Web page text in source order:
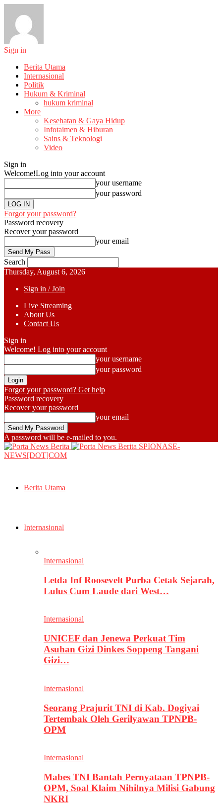
Sign in
Berita Utama
Internasional
Politik
Hukum & Kriminal
hukum kriminal
More
Kesehatan & Gaya Hidup
Infotaimen & Hiburan
Sains & Teknologi
Video
Sign in
Welcome!Log into your account
your username
your password
Forgot your password?
Password recovery
Recover your password
your email
Search
Thursday, August 6, 2026
Sign in / Join
Live Streaming
About Us
Contact Us
Sign in
Welcome! Log into your account
your username
your password
Forgot your password? Get help
Password recovery
Recover your password
your email
A password will be e-mailed to you.
SPIONASE-
NEWS[DOT]COM
Berita Utama
Internasional
Internasional
Letda Inf Roosevelt Purba Cetak Sejarah,
Lulus Cum Laude dari West…
Internasional
UNICEF dan Jenewa Perkuat Tim
Asuhan Gizi Dinkes Soppeng Tangani
Gizi…
Internasional
Seorang Prajurit TNI di Kab. Dogiyai
Tertembak Oleh Gerilyawan TPNPB-
OPM
Internasional
Mabes TNI Bantah Pernyataan TPNPB-
OPM, Soal Klaim Nihilnya Milisi Gabung
NKRI